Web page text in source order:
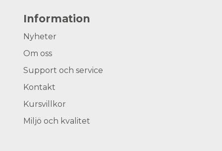
Information
Nyheter
Om oss
Support och service
Kontakt
Kursvillkor
Miljö och kvalitet